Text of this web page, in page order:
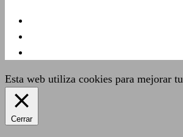
Esta web utiliza cookies para mejorar
Cerrar